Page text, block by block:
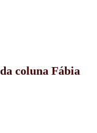
coluna Fábia